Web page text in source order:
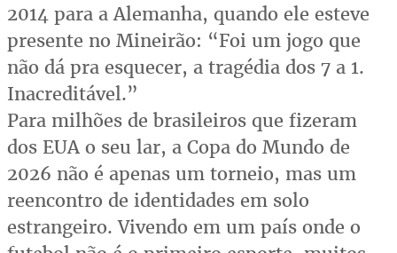
2014 para a Alemanha, quando ele esteve
presente no Mineirão: “Foi um jogo que
não dá pra esquecer, a tragédia dos 7 a 1.
Inacreditável.”
Para milhões de brasileiros que fizeram
dos EUA o seu lar, a Copa do Mundo de
2026 não é apenas um torneio, mas um
reencontro de identidades em solo
estrangeiro. Vivendo em um país onde o